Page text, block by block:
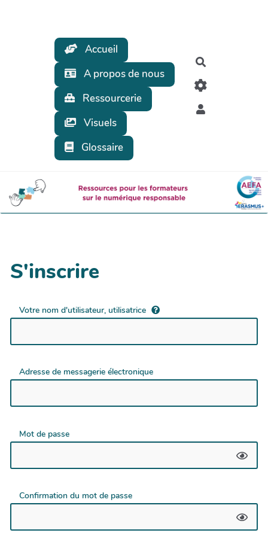
Accueil
A propos de nous
Ressourcerie
Visuels
Glossaire
S'inscrire
Votre nom d'utilisateur, utilisatrice
Adresse de messagerie électronique
Mot de passe
Confirmation du mot de passe